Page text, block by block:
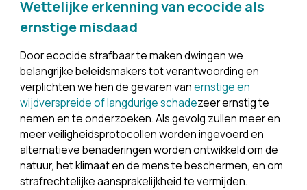
Wettelijke erkenning van ecocide als
ernstige misdaad
Door ecocide strafbaar te maken dwingen we
belangrijke beleidsmakers tot verantwoording en
verplichten we hen de gevaren vanernstige en
wijdverspreide of langdurige schadezeer ernstig te
nemen en te onderzoeken. Als gevolg zullen meer en
meer veiligheidsprotocollen worden ingevoerd en
alternatieve benaderingen worden ontwikkeld om de
natuur, het klimaat en de mens te beschermen, en om
strafrechtelijke aansprakelijkheid te vermijden.